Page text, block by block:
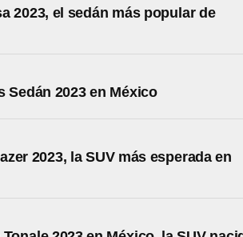
2023, el sedán más popular de
Sedán 2023 en México
2023, la SUV más esperada en